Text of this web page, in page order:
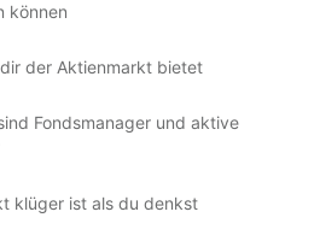
können
der Aktienmarkt bietet
Fondsmanager und aktive
klüger ist als du denkst